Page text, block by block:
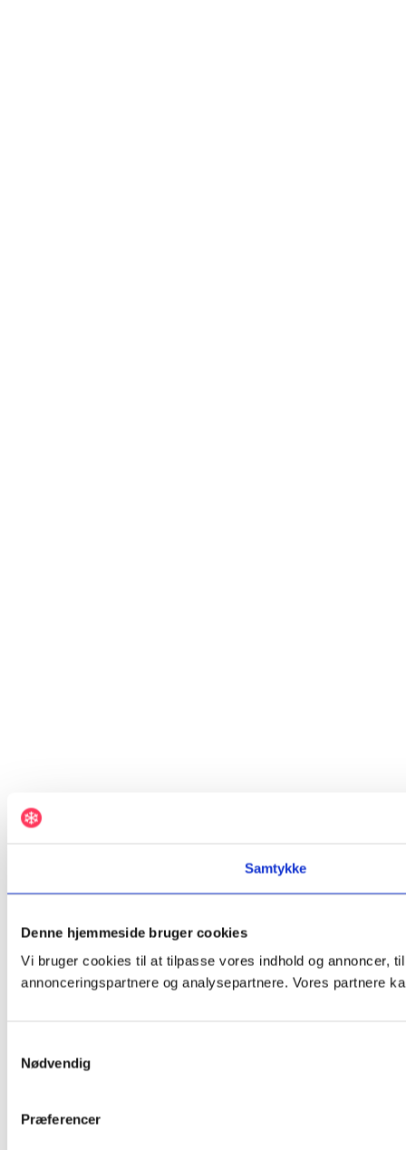
Samtykke
Denne hjemmeside bruger cookies
Vi bruger cookies til at tilpasse vores indhold og annoncer,
annonceringspartnere og analysepartnere. Vores partnere
Nødvendig
Præferencer